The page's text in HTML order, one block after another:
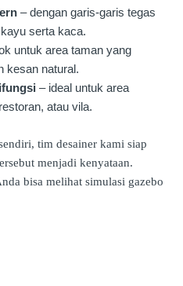
– dengan garis-garis tegas
serta kaca.
untuk area taman yang
kesan natural.
– ideal untuk area
atau vila.
tim desainer kami siap
menjadi kenyataan.
bisa melihat simulasi gazebo